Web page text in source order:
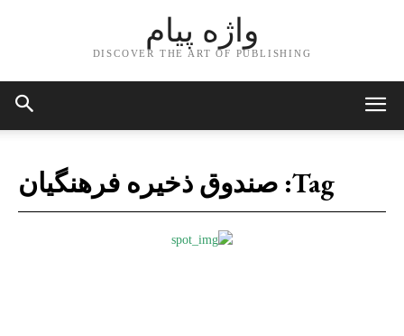
واژه پیام
DISCOVER THE ART OF PUBLISHING
Tag: صندوق ذخیره فرهنگیان